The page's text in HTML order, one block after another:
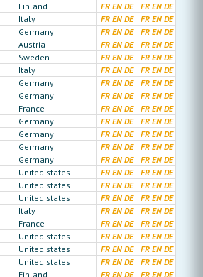
Finland FR EN DE FR EN DE
Italy FR EN DE FR EN DE
Germany FR EN DE FR EN DE
Austria FR EN DE FR EN DE
Sweden FR EN DE FR EN DE
Italy FR EN DE FR EN DE
Germany FR EN DE FR EN DE
Germany FR EN DE FR EN DE
France FR EN DE FR EN DE
Germany FR EN DE FR EN DE
Germany FR EN DE FR EN DE
Germany FR EN DE FR EN DE
Germany FR EN DE FR EN DE
United states FR EN DE FR EN DE
United states FR EN DE FR EN DE
United states FR EN DE FR EN DE
Italy FR EN DE FR EN DE
France FR EN DE FR EN DE
United states FR EN DE FR EN DE
United states FR EN DE FR EN DE
United states FR EN DE FR EN DE
Finland FR EN DE FR EN DE